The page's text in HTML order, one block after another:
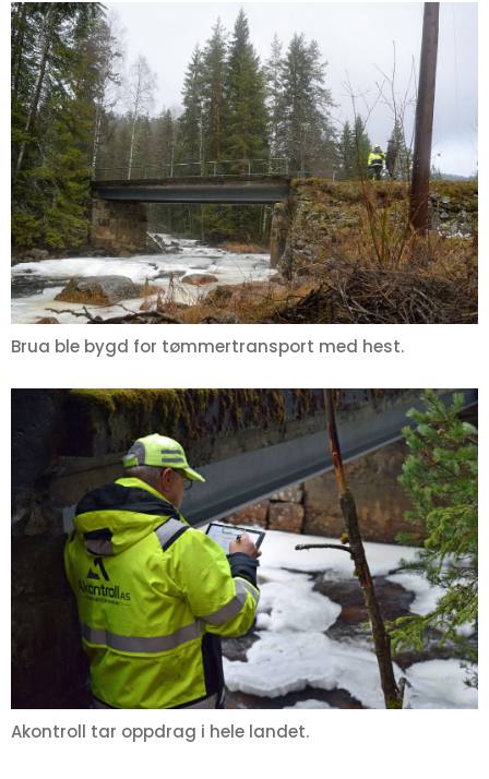
Brua ble bygd for tømmertransport med hest.
Akontroll tar oppdrag i hele landet.